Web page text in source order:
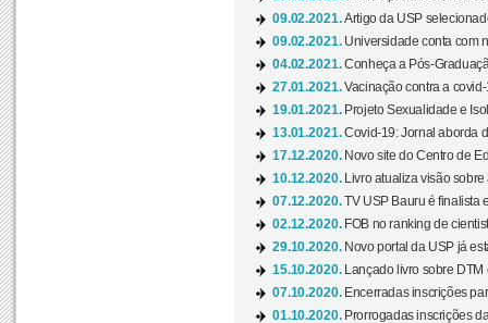
09.02.2021.Artigo da USP
09.02.2021. Universidade conta com
04.02.2021.Conheça a Pós-
27.01.2021.Vacinação contra a
19.01.2021. Projeto Sexualidade e
13.01.2021.Covid-19: Jornal aborda
17.12.2020. Novo site do Centro de
10.12.2020.
Livro atualiza visão
07.12.2020.TV USP Bauru é finalista
02.12.2020. FOB no ranking de
29.10.2020. Novo portal da USP já
15.10.2020.
Lançado livro sobre
07.10.2020. Encerradas inscrições
01.10.2020. Prorrogadas inscrições